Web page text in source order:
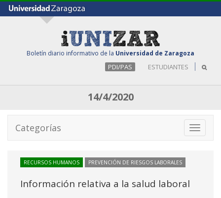
Boletín diario informativo de la Universidad de Zaragoza
PDI/PAS ESTUDIANTES
14/4/2020
Toggle
Categorías
RECURSOS HUMANOS PREVENCIÓN DE RIESGOS LABORALES
Información relativa a la salud laboral